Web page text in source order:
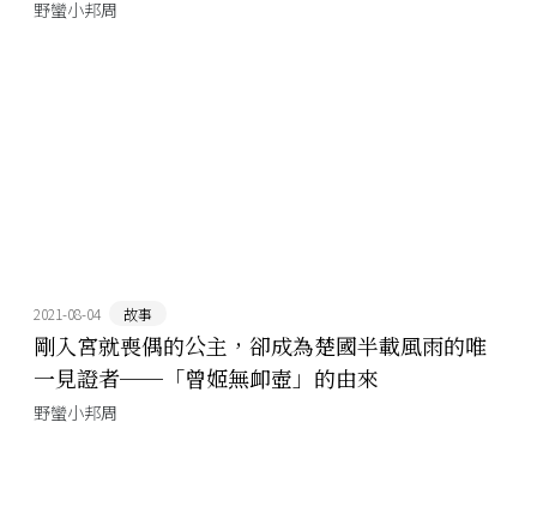
野蠻小邦周
2021-08-04 故事
剛入宮就喪偶的公主，卻成為楚國半載風雨的唯
一見證者──「曾姬無卹壺」的由來
野蠻小邦周